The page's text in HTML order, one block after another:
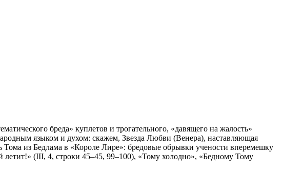
бреда» куплетов и трогательного, «давящего на жалость»
языком и духом: скажем, Звезда Любви (Венера), наставляющая
из Бедлама в «Короле Лире»: бредовые обрывки учености вперемешку
(III, 4, строки 45–45, 99–100), «Тому холодно», «Бедному Тому